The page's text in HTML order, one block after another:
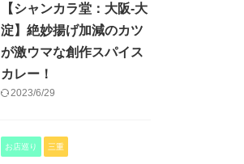
【シャンカラ堂：大阪-大
淀】絶妙揚げ加減のカツ
が激ウマな創作スパイス
カレー！
2023/6/29
お店巡り 三重